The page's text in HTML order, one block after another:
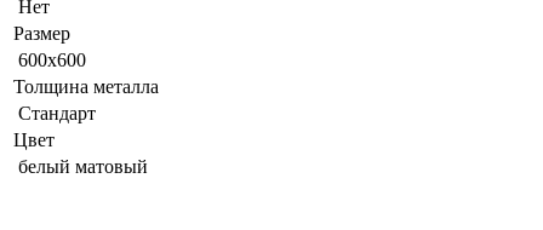
Нет
Размер
600x600
Толщина металла
Стандарт
Цвет
белый матовый